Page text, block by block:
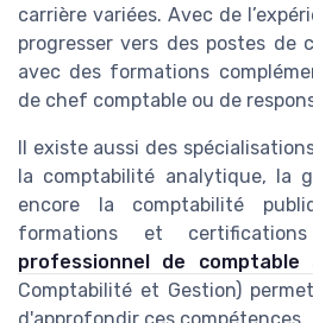
carrière variées. Avec de
progresser vers des postes de
avec des formations
de chef comptable ou de
Il existe aussi des
la comptabilité analytique, la
encore la comptabilité
formations et
professionnel de comptable
Comptabilité et Gestion)
d'approfondir ces compétences.